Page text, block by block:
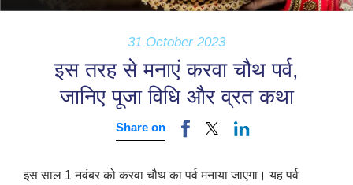
31 October 2023
इस तरह से मनाएं करवा चौथ पर्व,
जानिए पूजा विधि और व्रत कथा
Share on
इस साल 1 नवंबर को करवा चौथ का पर्व मनाया जाएगा। यह पर्व